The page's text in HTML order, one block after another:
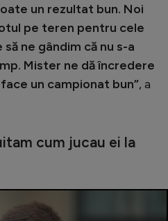
un rezultat bun. Noi
pe teren pentru cele
ne gândim că nu s-a
Mister ne dă încredere
un campionat bun”, a
cum jucau ei la